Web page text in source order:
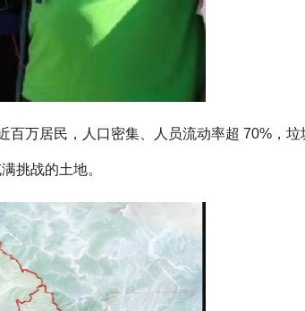
万居民，人口密集、人员流动率超 70%，
挑战的土地。